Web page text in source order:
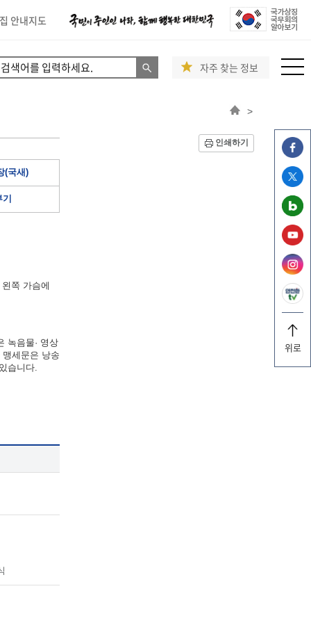
안내지도
위로
자주 찾는 정보
>
인쇄하기
(국새)
쪽 가슴에
녹음물· 영상
세문은 낭송
습니다.